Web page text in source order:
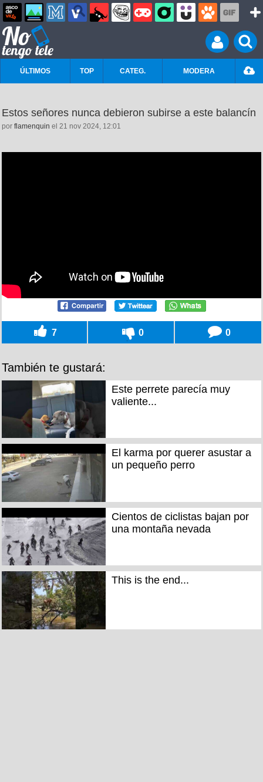
ÚLTIMOS TOP CATEG. MODERA
Estos señores nunca debieron subirse a este balancín
por flamenquin el 21 nov 2024, 12:01
7 0 0
También te gustará:
Este perrete parecía muy
valiente...
El karma por querer asustar a
un pequeño perro
Cientos de ciclistas bajan por
una montaña nevada
This is the end...